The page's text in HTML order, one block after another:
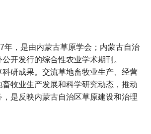
年，是由内蒙古草原学会；内蒙古自治
开发行的综合性农业学术期刊。
研成果。交流草地畜牧业生产、经营
牧业生产发展和科学研究动态，推动
是反映内蒙古自治区草原建设和治理